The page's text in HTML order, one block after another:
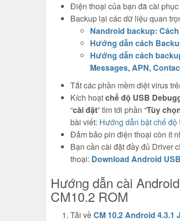
Điện thoại của bạn đã cài
Backup lại các dữ liệu quan
Nandroid backup:
Hướng dẫn cách
Hướng dẫn cách
Messages, APN,
Tắt các phần mềm diệt virus
Kích hoạtchế độ USB
“cài đặt” tìm tới phần “Tùy
bài viết: Hướng dẫn bật chế
Đảm bảo pin điện thoại còn ít
Bạn cần cài đặt đầy đủ Driver
thoại: Download Android
Hướng dẫn cài
CM10.2 ROM
Tải vềCM 10.2 Android 4.3.1